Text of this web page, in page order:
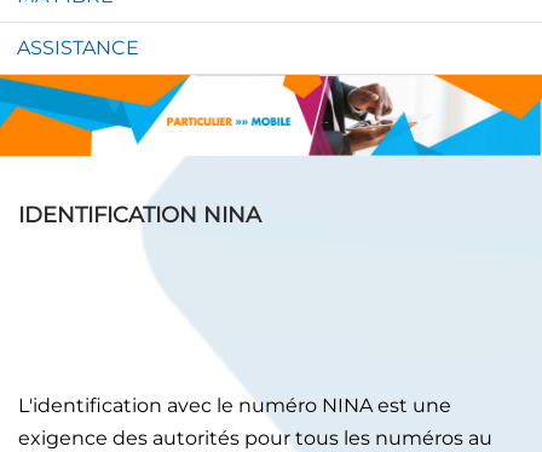
ASSISTANCE
IDENTIFICATION NINA
L'identification avec le numéro NINA est une
exigence des autorités pour tous les numéros au